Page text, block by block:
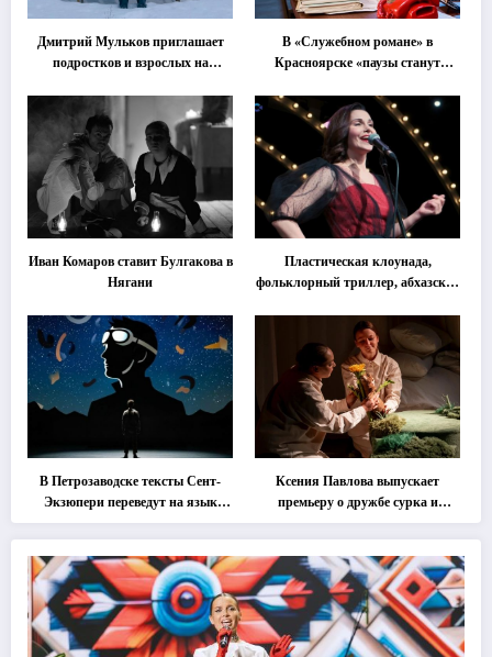
Дмитрий Мульков приглашает
подростков и взрослых на
В «Служебном романе» в
Красноярске «паузы станут
Иван Комаров ставит Булгакова в
Нягани
Пластическая клоунада,
фольклорный триллер, абхазская
втором этапе фестиваля
«Монокль»
В Петрозаводске тексты Сент-
Экзюпери переведут на язык
современной хореографии
Ксения Павлова выпускает
премьеру о дружбе сурка и
одуванчика